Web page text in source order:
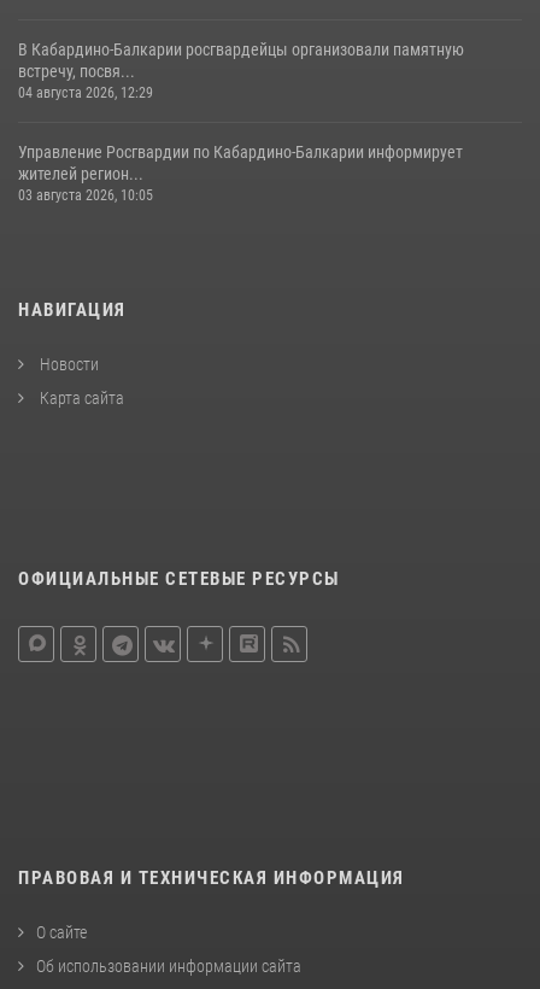
В Кабардино-Балкарии росгвардейцы организовали памятную
встречу, посвя...
04 августа 2026, 12:29
Управление Росгвардии по Кабардино-Балкарии информирует
жителей регион...
03 августа 2026, 10:05
НАВИГАЦИЯ
Новости
Карта сайта
ОФИЦИАЛЬНЫЕ СЕТЕВЫЕ РЕСУРСЫ
ПРАВОВАЯ И ТЕХНИЧЕСКАЯ ИНФОРМАЦИЯ
О сайте
Об использовании информации сайта